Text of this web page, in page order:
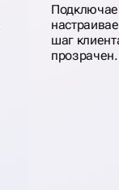
шаг
прозрачен.